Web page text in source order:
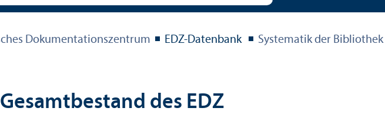
Dokumentations­zentrum EDZ-Datenbank Systematik der Bibliothek
des EDZ